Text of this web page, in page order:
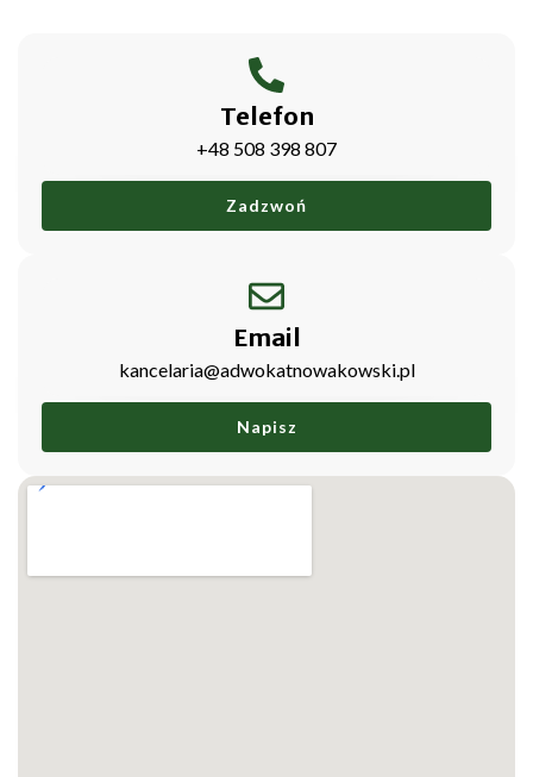
Telefon
+48 508 398 807
Zadzwoń
Email
kancelaria@adwokatnowakowski.pl
Napisz